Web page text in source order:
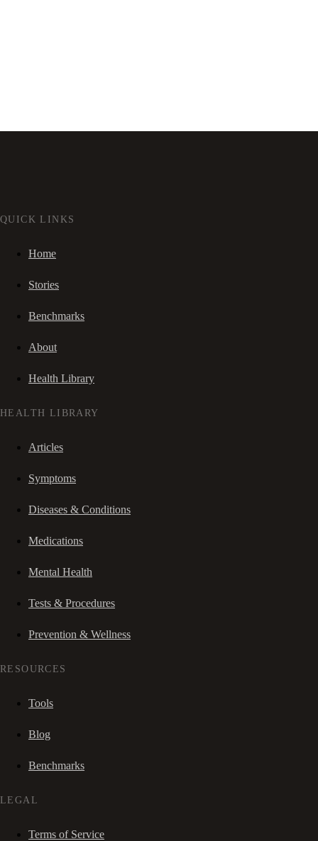
QUICK LINKS
Home
Stories
Benchmarks
About
Health Library
HEALTH LIBRARY
Articles
Symptoms
Diseases & Conditions
Medications
Mental Health
Tests & Procedures
Prevention & Wellness
RESOURCES
Tools
Blog
Benchmarks
LEGAL
Terms of Service